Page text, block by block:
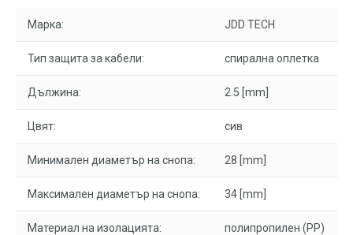
Марка: JDD TECH
Тип защита за кабели: спирална оплетка
Дължина: 2.5 [mm]
Цвят: сив
Минимален диаметър на снопа: 28 [mm]
Максимален диаметър на снопа: 34 [mm]
Материал на изолацията: полипропилен (PP)